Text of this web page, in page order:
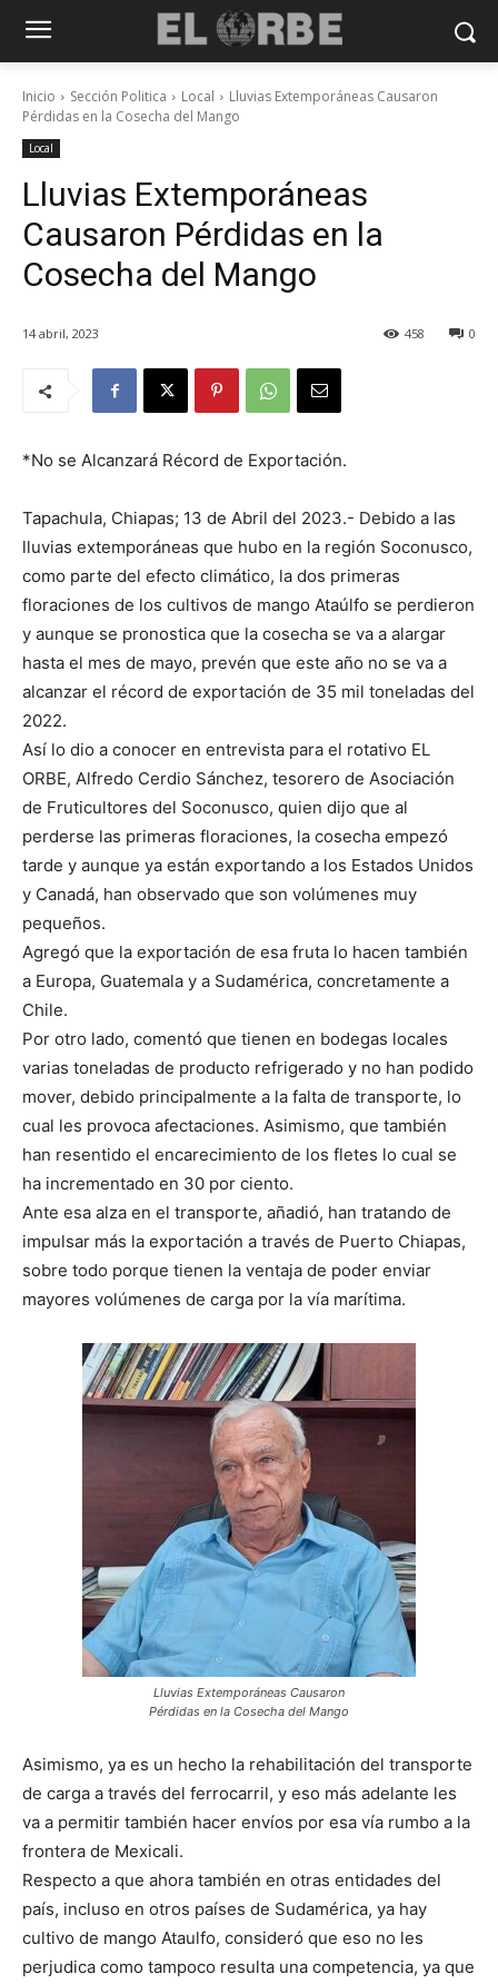
Inicio Sección Politica Local
Lluvias Extemporáneas Causaron
Pérdidas en la Cosecha del Mango
Local
Lluvias Extemporáneas
Causaron Pérdidas en la
Cosecha del Mango
14 abril, 2023 0
458
*No se Alcanzará Récord de Exportación.
Tapachula, Chiapas; 13 de Abril del 2023.- Debido a las
lluvias extemporáneas que hubo en la región Soconusco,
como parte del efecto climático, la dos primeras
floraciones de los cultivos de mango Ataúlfo se perdieron
y aunque se pronostica que la cosecha se va a alargar
hasta el mes de mayo, prevén que este año no se va a
alcanzar el récord de exportación de 35 mil toneladas del
2022.
Así lo dio a conocer en entrevista para el rotativo EL
ORBE, Alfredo Cerdio Sánchez, tesorero de Asociación
de Fruticultores del Soconusco, quien dijo que al
perderse las primeras floraciones, la cosecha empezó
tarde y aunque ya están exportando a los Estados Unidos
y Canadá, han observado que son volúmenes muy
pequeños.
Agregó que la exportación de esa fruta lo hacen también
a Europa, Guatemala y a Sudamérica, concretamente a
Chile.
Por otro lado, comentó que tienen en bodegas locales
varias toneladas de producto refrigerado y no han podido
mover, debido principalmente a la falta de transporte, lo
cual les provoca afectaciones. Asimismo, que también
han resentido el encarecimiento de los fletes lo cual se
ha incrementado en 30 por ciento.
Ante esa alza en el transporte, añadió, han tratando de
impulsar más la exportación a través de Puerto Chiapas,
sobre todo porque tienen la ventaja de poder enviar
mayores volúmenes de carga por la vía marítima.
Lluvias Extemporáneas Causaron
Pérdidas en la Cosecha del Mango
Asimismo, ya es un hecho la rehabilitación del transporte
de carga a través del ferrocarril, y eso más adelante les
va a permitir también hacer envíos por esa vía rumbo a la
frontera de Mexicali.
Respecto a que ahora también en otras entidades del
país, incluso en otros países de Sudamérica, ya hay
cultivo de mango Ataulfo, consideró que eso no les
perjudica como tampoco resulta una competencia, ya que